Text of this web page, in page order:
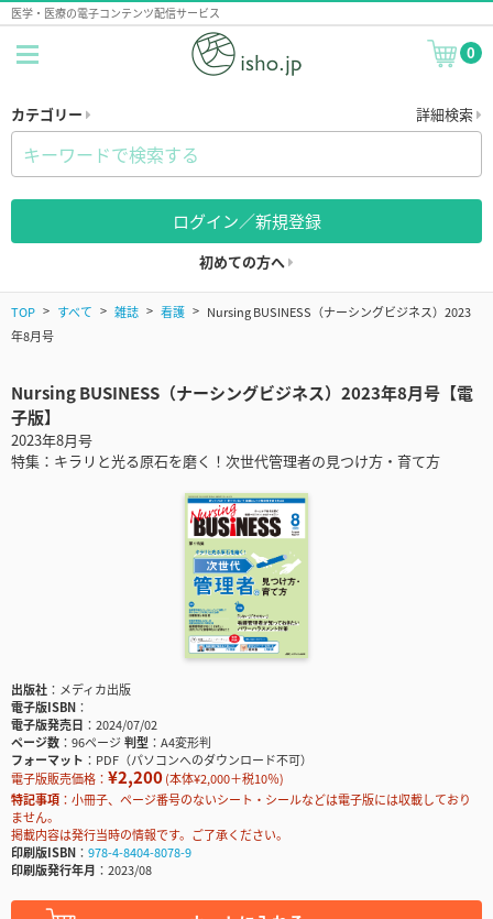
医学・医療の電子コンテンツ配信サービス
0
カテゴリー 詳細検索
ログイン／新規登録
初めての方へ
TOP すべて 雑誌 看護
Nursing BUSINESS（ナーシングビジネス）2023
年8月号
Nursing BUSINESS（ナーシングビジネス）2023年8月号【電
子版】
2023年8月号
特集：キラリと光る原石を磨く！次世代管理者の見つけ方・育て方
出版社
メディカ出版
電子版ISBN
電子版発売日
2024/07/02
ページ数
96ページ判型
A4変形判
フォーマット
PDF（パソコンへのダウンロード不可）
電子版販売価格： ¥2,200(本体¥2,000＋税10％)
特記事項
小冊子、ページ番号のないシート・シールなどは電子版には収載しており
ません。
掲載内容は発行当時の情報です。ご了承ください。
印刷版ISBN
978-4-8404-8078-9
印刷版発行年月
2023/08